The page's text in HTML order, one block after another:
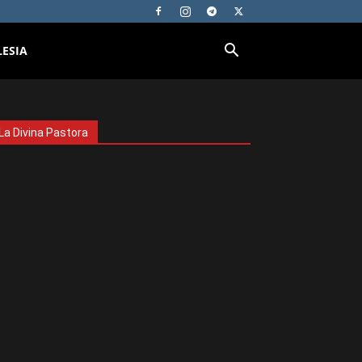
La Divina Pastora